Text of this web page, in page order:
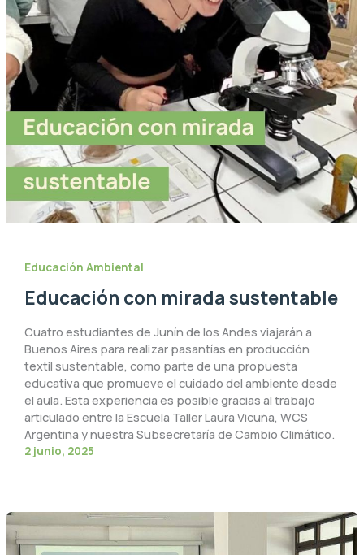
Educación Ambiental
Educación con mirada sustentable
Cuatro estudiantes de Junín de los Andes viajarán a
Buenos Aires para realizar pasantías en producción
textil sustentable, como parte de una propuesta
educativa que promueve el cuidado del ambiente desde
el aula. Esta experiencia es posible gracias al trabajo
articulado entre la Escuela Taller Laura Vicuña, WCS
Argentina y nuestra Subsecretaría de Cambio Climático.
2 junio, 2025